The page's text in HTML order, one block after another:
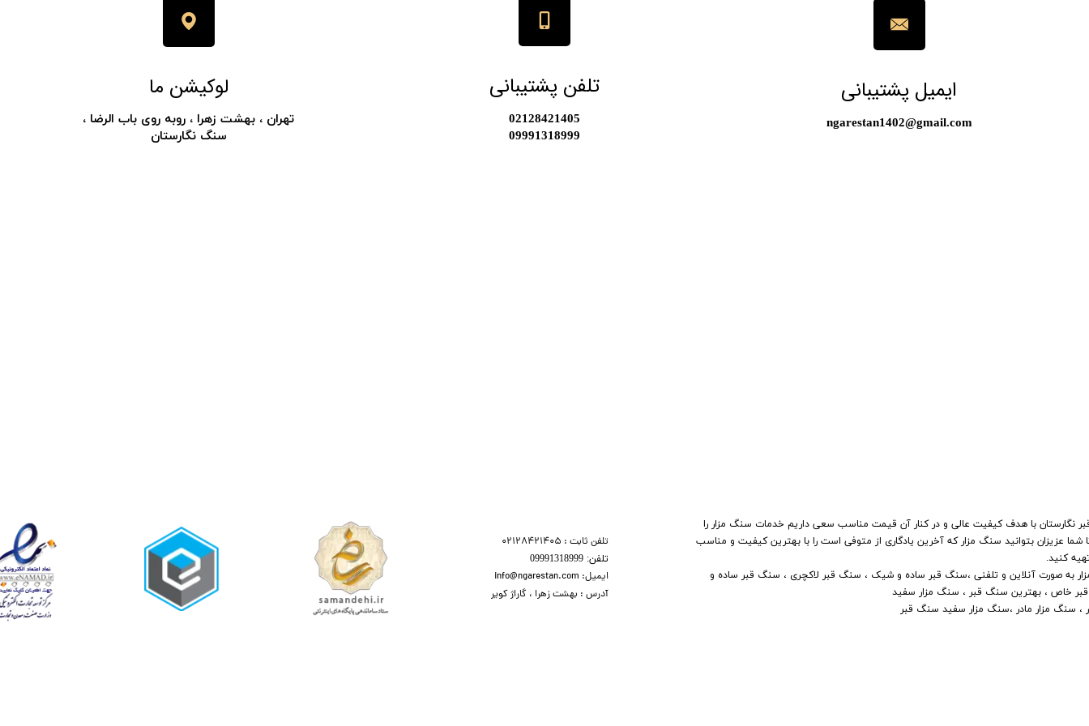
ایمیل پشتیبانی
​​​​​​​​​ngarestan1402@gmail.com
تلفن پشتیبانی
​​02128421405
​​​​​​​09991318999
لوکیشن ما
​​​​تهران ، بهشت زهرا ، روبه روی باب الرضا ،
سنگ نگارستان
تلفن ثابت : 02128421405
تلفن:​​​​ 09991318999
ایمیل: info@ngarestan.com
آدرس : بهشت زهرا ، گاراژ کویر
نگارستان با هدف کیفیت عالی و در کنار آن قیمت مناسب سعی داریم خدمات سنگ مزار را
شما عزیزان بتوانید سنگ مزار که آخرین یادگاری از متوفی است را با بهترین کیفیت و مناسب
کنید.
به صورت آنلاین و تلفنی ،سنگ قبر ساده و شیک ، سنگ قبر لاکچری ، سنگ قبر ساده و
قبر خاص ، بهترین سنگ قبر ، سنگ مزار سفید
، سنگ مزار مادر ،سنگ مزار سفید سنگ قبر